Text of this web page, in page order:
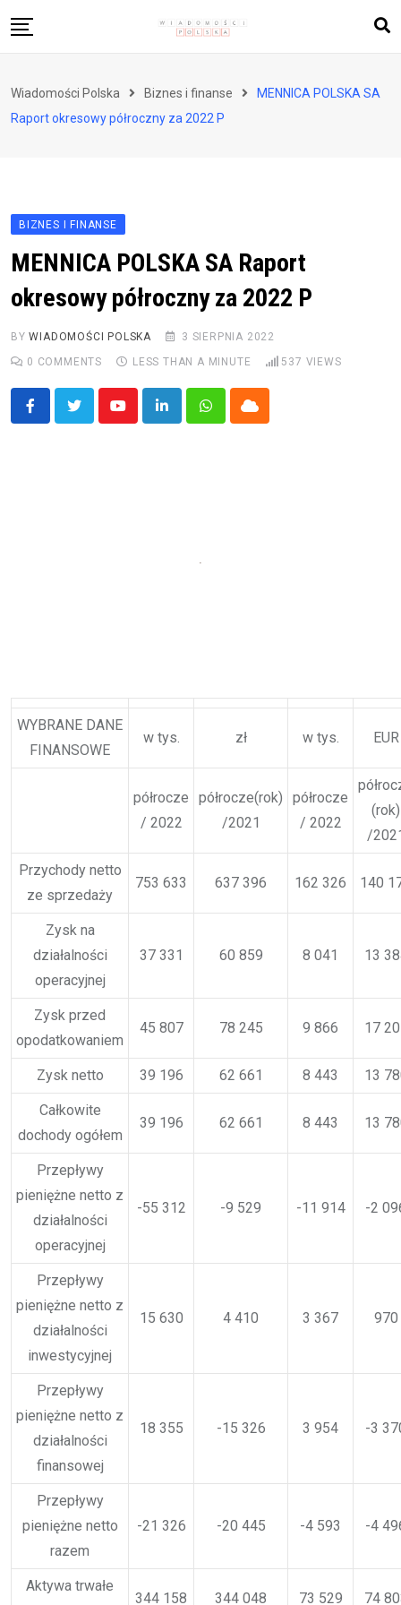
to
Zdrowie i styl życia
Wiadomości Polska Biznes i finanse
MENNICA POLSKA SA
Raport okresowy półroczny za 2022 P
BIZNES I FINANSE
MENNICA POLSKA SA Raport
okresowy półroczny za 2022 P
BYWIADOMOŚCI POLSKA
3 SIERPNIA 2022
0 COMMENTS LESS THAN A MINUTE 537 VIEWS
YoutubeLinkedInWhatsappCloud
WYBRANE DANE
FINANSOWE
w tys. zł w tys. EUR
półrocze
/ 2022
półrocze(rok)
/2021
półrocze
/ 2022
(rok)
/
Przychody netto
ze sprzedaży
753 633 637 396 162 326 140
Zysk na
działalności
operacyjnej
37 331 60 859 8 041 13
Zysk przed
opodatkowaniem
45 807 78 245 9 866 17
Zysk netto 39 196 62 661 8 443 13
Całkowite
dochody ogółem
39 196 62 661 8 443 13
Przepływy
pieniężne netto z
działalności
operacyjnej
-55 312 -9 529 -11 914 -2
Przepływy
pieniężne netto z
działalności
inwestycyjnej
15 630 4 410 3 367 970
Przepływy
pieniężne netto z
działalności
finansowej
18 355 -15 326 3 954 -3
Przepływy
pieniężne netto
razem
-21 326 -20 445 -4 593 -4
Aktywa trwałe
344 158 344 048 73 529 74